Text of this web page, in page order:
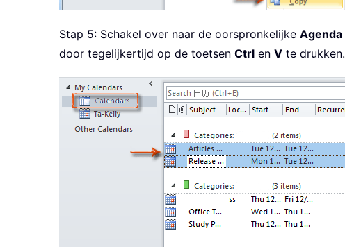
Stap 5: Schakel over naar de oorspronkelijke Agenda
door tegelijkertijd op de toetsen Ctrl en V te drukken.